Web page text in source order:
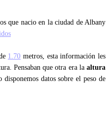
que nacio en la ciudad de Albany
1.70 metros, esta información les
Pensaban que otra era laaltura
datos sobre el peso de